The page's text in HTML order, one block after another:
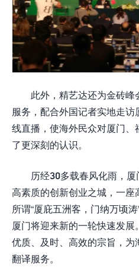
此外，精艺达还为金砖
服务，配合外国记者实地走
线直播，使海外民众对厦门
了更深刻的认识。
历经30多载春风化雨，
高素质的创新创业之城，一
所谓“厦庇五洲客，门纳万顷
厦门将迎来新的一轮快速发
优质、及时、高效的宗旨，
翻译服务。